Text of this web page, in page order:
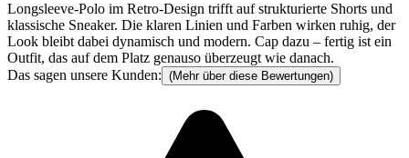
Longsleeve-Polo im Retro-Design trifft auf strukturierte Shorts und
klassische Sneaker. Die klaren Linien und Farben wirken ruhig, der
Look bleibt dabei dynamisch und modern. Cap dazu – fertig ist ein
Outfit, das auf dem Platz genauso überzeugt wie danach.
Das sagen unsere Kunden: (Mehr über diese Bewertungen)